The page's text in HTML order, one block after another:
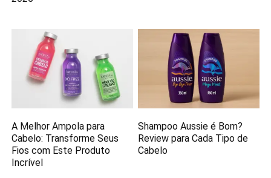
A Melhor Ampola para
Cabelo: Transforme Seus
Fios com Este Produto
Incrível
Shampoo Aussie é Bom?
Review para Cada Tipo de
Cabelo